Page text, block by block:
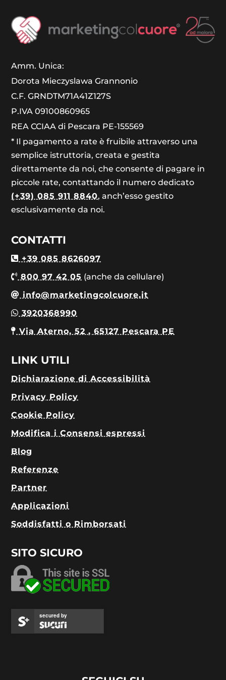
Amm. Unica:
Dorota Mieczyslawa Grannonio
C.F. GRNDTM71A41Z127S
P.IVA 09100860965
REA CCIAA di Pescara PE-155569
* Il pagamento a rate è fruibile attraverso una
semplice istruttoria, creata e gestita
direttamente da noi, che consente di pagare in
piccole rate, contattando il numero dedicato
(+39) 085 911 8840, anch’esso gestito
esclusivamente da noi.
CONTATTI
+39 085 8626097
800 97 42 05 (anche da cellulare)
info@marketingcolcuore.it
3920368990
Via Aterno, 52 , 65127 Pescara PE
LINK UTILI
Dichiarazione di Accessibilità
Privacy Policy
Cookie Policy
Modifica i Consensi espressi
Blog
Referenze
Partner
Applicazioni
Soddisfatti o Rimborsati
SITO SICURO
secured by